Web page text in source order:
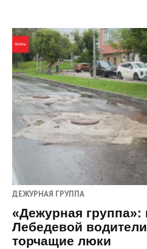
ДЕЖУРНАЯ ГРУППА
«Дежурная
Лебедевой
торчащие люки